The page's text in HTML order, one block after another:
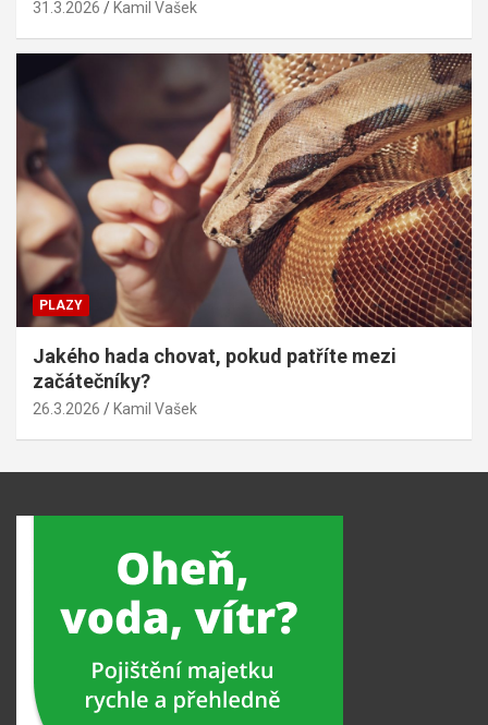
31.3.2026 Kamil Vašek
PLAZY
Jakého hada chovat, pokud patříte mezi
začátečníky?
26.3.2026 Kamil Vašek